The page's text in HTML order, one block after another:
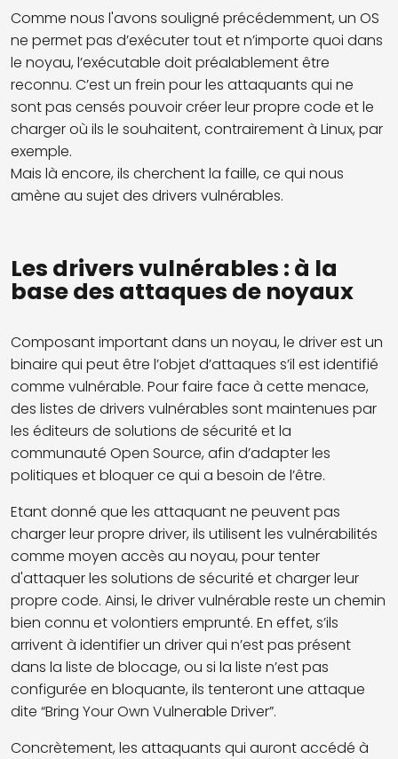
Comme nous l'avons souligné précédemment, un OS
ne permet pas d’exécuter tout et n’importe quoi dans
le noyau, l’exécutable doit préalablement être
reconnu. C’est un frein pour les attaquants qui ne
sont pas censés pouvoir créer leur propre code et le
charger où ils le souhaitent, contrairement à Linux, par
exemple.
Mais là encore, ils cherchent la faille, ce qui nous
amène au sujet des drivers vulnérables.
Les drivers vulnérables : à la
base des attaques de noyaux
Composant important dans un noyau, le driver est un
binaire qui peut être l’objet d’attaques s’il est identifié
comme vulnérable. Pour faire face à cette menace,
des listes de drivers vulnérables sont maintenues par
les éditeurs de solutions de sécurité et la
communauté Open Source, afin d’adapter les
politiques et bloquer ce qui a besoin de l’être.
Etant donné que les attaquant ne peuvent pas
charger leur propre driver, ils utilisent les vulnérabilités
comme moyen accès au noyau, pour tenter
d'attaquer les solutions de sécurité et charger leur
propre code. Ainsi, le driver vulnérable reste un chemin
bien connu et volontiers emprunté. En effet, s’ils
arrivent à identifier un driver qui n’est pas présent
dans la liste de blocage, ou si la liste n’est pas
configurée en bloquante, ils tenteront une attaque
dite “Bring Your Own Vulnerable Driver”.
Concrètement, les attaquants qui auront accédé à